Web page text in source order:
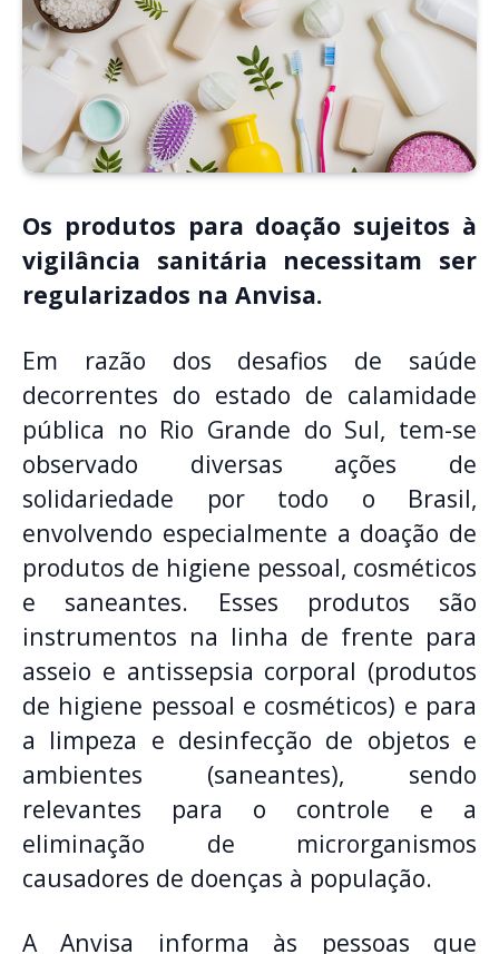
Os produtos para doação sujeitos à
vigilância sanitária necessitam ser
regularizados na Anvisa.
Em razão dos desafios de saúde
decorrentes do estado de calamidade
pública no Rio Grande do Sul, tem-se
observado diversas ações de
solidariedade por todo o Brasil,
envolvendo especialmente a doação de
produtos de higiene pessoal, cosméticos
e saneantes. Esses produtos são
instrumentos na linha de frente para
asseio e antissepsia corporal (produtos
de higiene pessoal e cosméticos) e para
a limpeza e desinfecção de objetos e
ambientes (saneantes), sendo
relevantes para o controle e a
eliminação de microrganismos
causadores de doenças à população.
A Anvisa informa às pessoas que